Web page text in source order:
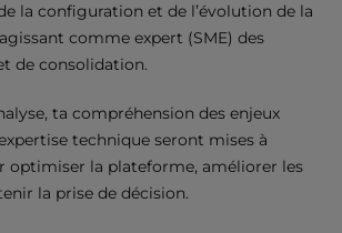
la configuration et de l’évolution de la
comme expert (SME) des
de consolidation.
ta compréhension des enjeux
technique seront mises à
optimiser la plateforme, améliorer les
la prise de décision.